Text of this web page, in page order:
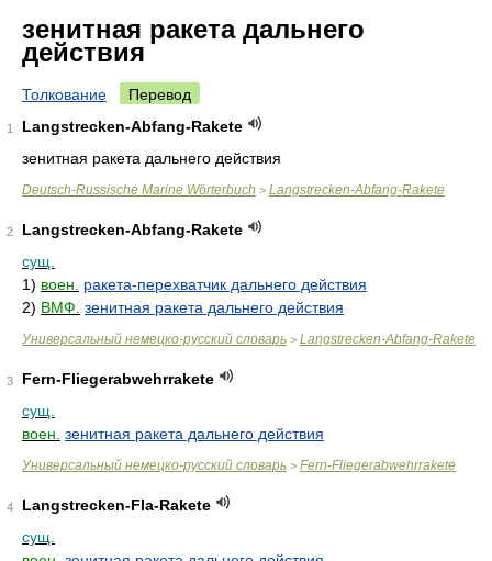
зенитная ракета дальнего
действия
Толкование Перевод
1
Langstrecken-Abfang-Rakete
зенитная ракета дальнего действия
Deutsch-Russische Marine Wörterbuch > Langstrecken-Abfang-Rakete
2
Langstrecken-Abfang-Rakete
сущ.
1) воен.
ракета-перехватчик дальнего действия
2) ВМФ. зенитная ракета дальнего действия
Универсальный немецко-русский словарь > Langstrecken-Abfang-Rakete
3
Fern-Fliegerabwehrrakete
сущ.
воен. зенитная ракета дальнего действия
Универсальный немецко-русский словарь > Fern-Fliegerabwehrrakete
4
Langstrecken-Fla-Rakete
сущ.